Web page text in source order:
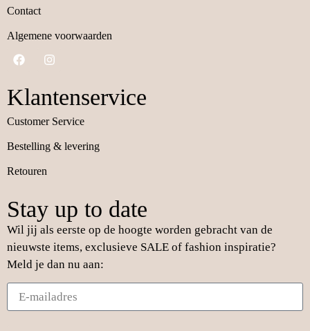
Contact
Algemene voorwaarden
Klantenservice
Customer Service
Bestelling & levering
Retouren
Stay up to date
Wil jij als eerste op de hoogte worden gebracht van de
nieuwste items, exclusieve SALE of fashion inspiratie?
Meld je dan nu aan: